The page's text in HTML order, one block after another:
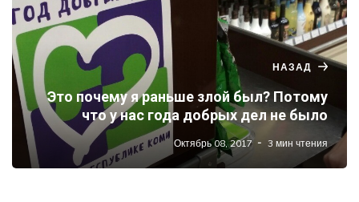
НАЗАД
Это почему я раньше злой был? Потому
что у нас года добрых дел не было
Октябрь 08, 2017 3 мин чтения